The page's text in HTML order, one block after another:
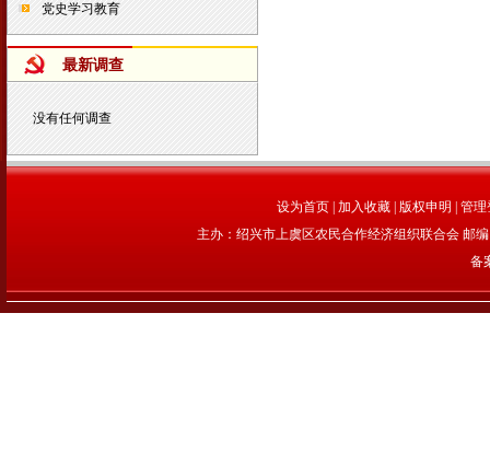
党史学习教育
最新调查
没有任何调查
设为首页 加入收藏 版权申明
管理
主办：绍兴市上虞区农民合作经济组织联合会 邮
备